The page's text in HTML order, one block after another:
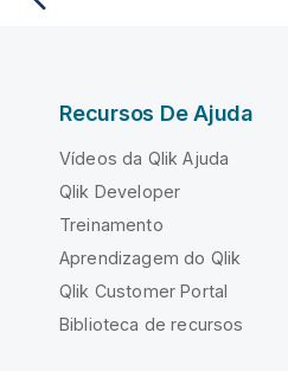
Recursos De Ajuda
Vídeos da Qlik Ajuda
Qlik Developer
Treinamento
Aprendizagem do Qlik
Qlik Customer Portal
Biblioteca de recursos